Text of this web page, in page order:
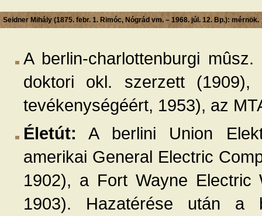
Seidner Mihály (1875. febr. 1. Rimóc, Nógrád vm. – 1968. júl. 12. Bp.): mérnök.
A berlin-charlottenburgi
doktori okl. szerzett (1909),
tevékenységéért, 1953), az
Életút: A berlini Union
amerikai General Electric
1902), a Fort Wayne Electric
1903). Hazatérése után a